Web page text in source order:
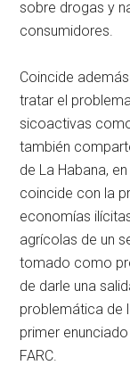
sobre drogas y
consumidores.
Coincide
tratar el
sicoactivas
también
de La Habana,
coincide con la
economías
agrícolas de un
tomado como
de darle una
problemática de
primer
FARC.